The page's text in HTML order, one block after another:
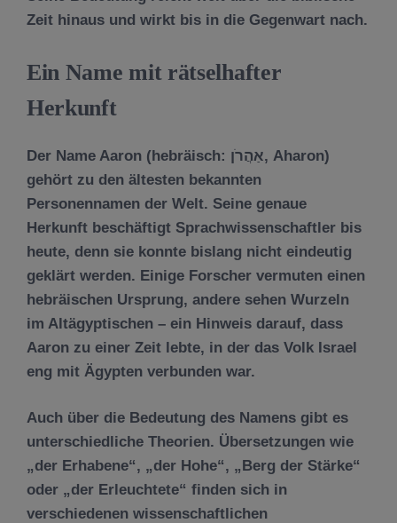
Zeit hinaus und wirkt bis in die Gegenwart nach.
Ein Name mit rätselhafter
Herkunft
Der Name Aaron (hebräisch: אַהֲרֹן, Aharon)
gehört zu den ältesten bekannten
Personennamen der Welt. Seine genaue
Herkunft beschäftigt Sprachwissenschaftler bis
heute, denn sie konnte bislang nicht eindeutig
geklärt werden. Einige Forscher vermuten einen
hebräischen Ursprung, andere sehen Wurzeln
im Altägyptischen – ein Hinweis darauf, dass
Aaron zu einer Zeit lebte, in der das Volk Israel
eng mit Ägypten verbunden war.
Auch über die Bedeutung des Namens gibt es
unterschiedliche Theorien. Übersetzungen wie
„der Erhabene“, „der Hohe“, „Berg der Stärke“
oder „der Erleuchtete“ finden sich in
verschiedenen wissenschaftlichen